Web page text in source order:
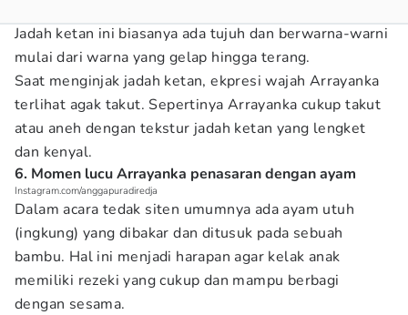
Jadah ketan ini biasanya ada tujuh dan berwarna-warni
mulai dari warna yang gelap hingga terang.
Saat menginjak jadah ketan, ekpresi wajah Arrayanka
terlihat agak takut. Sepertinya Arrayanka cukup takut
atau aneh dengan tekstur jadah ketan yang lengket
dan kenyal.
6. Momen lucu Arrayanka penasaran dengan ayam
Instagram.com/anggapuradiredja
Dalam acara tedak siten umumnya ada ayam utuh
(ingkung) yang dibakar dan ditusuk pada sebuah
bambu. Hal ini menjadi harapan agar kelak anak
memiliki rezeki yang cukup dan mampu berbagi
dengan sesama.